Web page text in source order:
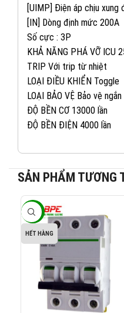
[UIMP] Điện áp chịu xung
[IN] Dòng định mức 200A
Số cực : 3P
KHẢ NĂNG PHÁ VỠ ICU
TRIP Với trip từ nhiệt
LOẠI ĐIỀU KHIỂN Toggle
LOẠI BẢO VỆ Bảo vệ
ĐỘ BỀN CƠ 13000 lần
ĐỘ BỀN ĐIỆN 4000 lần
SẢN PHẨM TƯƠNG
-40%
HẾT HÀNG
KINH
KINH
KINH
KINH